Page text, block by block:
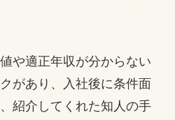
や適正年収が分からない
があり、入社後に条件面
紹介してくれた知人の手